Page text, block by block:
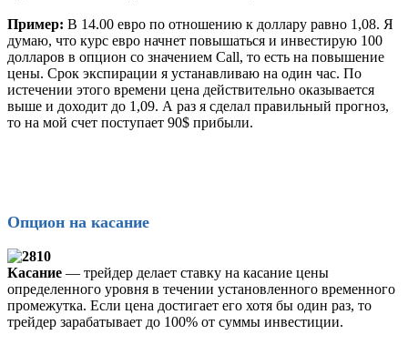
Пример: В 14.00 евро по отношению к доллару равно 1,08. Я
думаю, что курс евро начнет повышаться и инвестирую 100
долларов в опцион со значением Call, то есть на повышение
цены. Срок экспирации я устанавливаю на один час. По
истечении этого времени цена действительно оказывается
выше и доходит до 1,09. А раз я сделал правильный прогноз,
то на мой счет поступает 90$ прибыли.
Опцион на касание
Касание — трейдер делает ставку на касание цены
определенного уровня в течении установленного временного
промежутка. Если цена достигает его хотя бы один раз, то
трейдер зарабатывает до 100% от суммы инвестиции.